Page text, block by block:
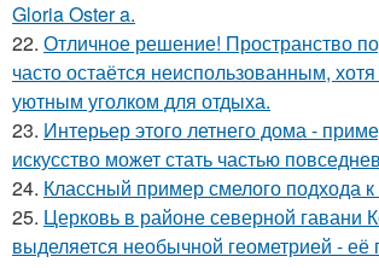
Gloria Oster a.
22. Отличное решение! Пространство
часто остаётся неиспользованным,
уютным уголком для отдыха.
23. Интерьер этого летнего дома -
искусство может стать частью
24. Классный пример смелого подхода к
25. Церковь в районе северной гавани
выделяется необычной геометрией - её